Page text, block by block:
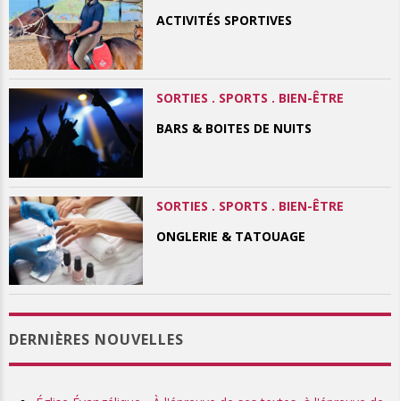
ACTIVITÉS SPORTIVES
SORTIES . SPORTS . BIEN-ÊTRE
BARS & BOITES DE NUITS
SORTIES . SPORTS . BIEN-ÊTRE
ONGLERIE & TATOUAGE
DERNIÈRES NOUVELLES